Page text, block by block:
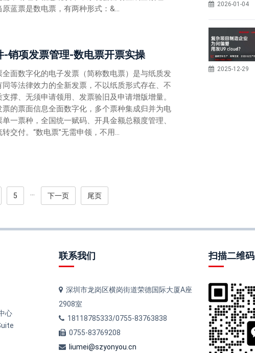
原蓝票是数电票，有两种形式：&...
销项发票管理-数电票开票实操
全面数字化的电子发票（简称数电票）是与纸质发
同等法律效力的全新发票，不以纸质形式存在、不
支撑、无须申请领用、发票验旧及申请增版增量。
票的票面信息全面数字化，多个票种集成归并为电
单一票种，全国统一赋码、开具金额总额度管理、
转交付。“数电票”无需申领，不用...
5 ··· 下一页 尾页
2026-01-04
2025-12-29
心
联系我们
深圳市龙岗区横岗街道荣德国际大厦A座
2908室
18118785333/0755-83763838
0755-83769208
liumei@szyonyou.cn
扫描二维码